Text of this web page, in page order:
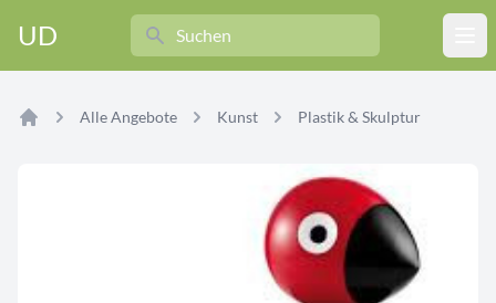
UD
Search
Alle Angebote Kunst Plastik & Skulptur